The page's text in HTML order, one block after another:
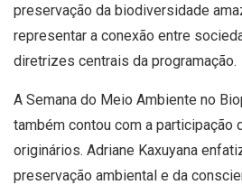
preservação da biodiversidade
representar a conexão entre
diretrizes centrais da programação.
A Semana do Meio Ambiente no
também contou com a participação
originários. Adriane Kaxuyana
preservação ambiental e da